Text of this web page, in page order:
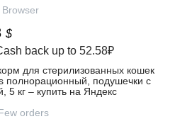
Browser
$
back up to 52.58₽
для стерилизованных кошек
полнорационный, подушечки с
5 кг – купить на Яндекс
orders